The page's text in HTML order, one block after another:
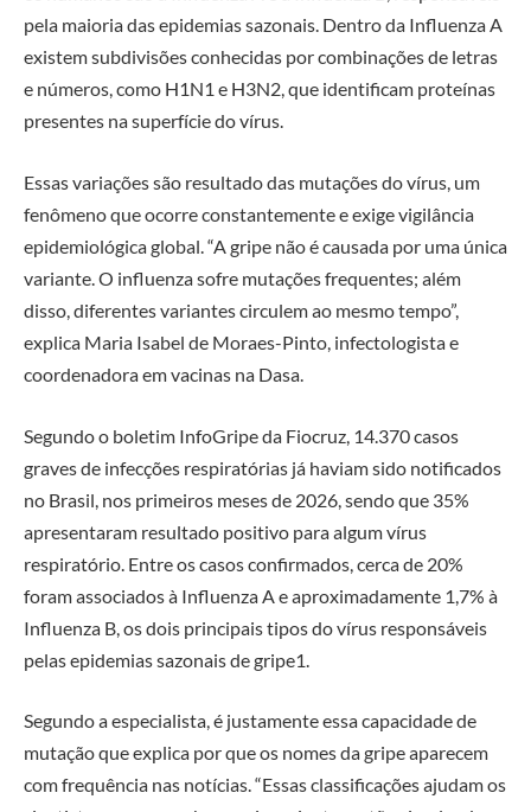
pela maioria das epidemias sazonais. Dentro da Influenza A
existem subdivisões conhecidas por combinações de letras
e números, como H1N1 e H3N2, que identificam proteínas
presentes na superfície do vírus.
Essas variações são resultado das mutações do vírus, um
fenômeno que ocorre constantemente e exige vigilância
epidemiológica global. “A gripe não é causada por uma única
variante. O influenza sofre mutações frequentes; além
disso, diferentes variantes circulem ao mesmo tempo”,
explica Maria Isabel de Moraes-Pinto, infectologista e
coordenadora em vacinas na Dasa.
Segundo o boletim InfoGripe da Fiocruz, 14.370 casos
graves de infecções respiratórias já haviam sido notificados
no Brasil, nos primeiros meses de 2026, sendo que 35%
apresentaram resultado positivo para algum vírus
respiratório. Entre os casos confirmados, cerca de 20%
foram associados à Influenza A e aproximadamente 1,7% à
Influenza B, os dois principais tipos do vírus responsáveis
pelas epidemias sazonais de gripe1.
Segundo a especialista, é justamente essa capacidade de
mutação que explica por que os nomes da gripe aparecem
com frequência nas notícias. “Essas classificações ajudam os